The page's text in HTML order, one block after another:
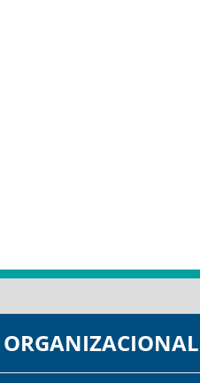
ORGANIZACIONAL